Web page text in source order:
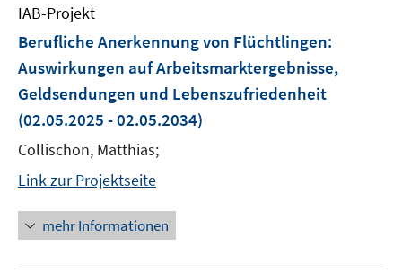
IAB-Projekt
Berufliche Anerkennung von Flüchtlingen:
Auswirkungen auf Arbeitsmarktergebnisse,
Geldsendungen und Lebenszufriedenheit
(02.05.2025 - 02.05.2034)
Collischon, Matthias;
Link zur Projektseite
mehr Informationen